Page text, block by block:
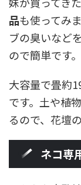
品も使ってみ
ブの臭いなど
ので簡単です。
大容量で畳約
です。土や植
るので、花壇
ネコ専